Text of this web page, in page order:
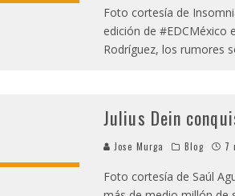
Foto cortesía de
edición de #EDCMéxico
Rodríguez, los rumores
Julius Dein
Jose Murga Blog 7
Foto cortesía de Saúl